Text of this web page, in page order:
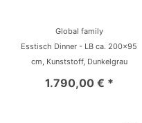
Global family
Esstisch Dinner - LB ca. 200x95
cm, Kunststoff, Dunkelgrau
1.790,00 € *